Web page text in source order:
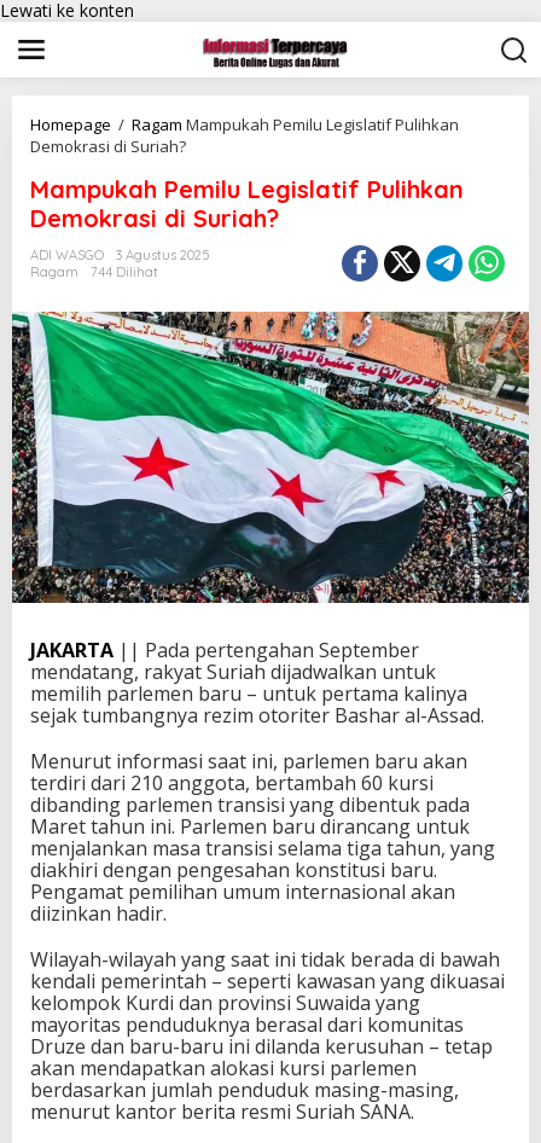
Lewati ke konten
Homepage / Ragam Mampukah Pemilu Legislatif Pulihkan
Demokrasi di Suriah?
Mampukah Pemilu Legislatif Pulihkan
Demokrasi di Suriah?
ADI WASGO
3 Agustus 2025
Ragam
744 Dilihat
JAKARTA || Pada pertengahan September
mendatang, rakyat Suriah dijadwalkan untuk
memilih parlemen baru – untuk pertama kalinya
sejak tumbangnya rezim otoriter Bashar al-Assad.
Menurut informasi saat ini, parlemen baru akan
terdiri dari 210 anggota, bertambah 60 kursi
dibanding parlemen transisi yang dibentuk pada
Maret tahun ini. Parlemen baru dirancang untuk
menjalankan masa transisi selama tiga tahun, yang
diakhiri dengan pengesahan konstitusi baru.
Pengamat pemilihan umum internasional akan
diizinkan hadir.
Wilayah-wilayah yang saat ini tidak berada di bawah
kendali pemerintah – seperti kawasan yang dikuasai
kelompok Kurdi dan provinsi Suwaida yang
mayoritas penduduknya berasal dari komunitas
Druze dan baru-baru ini dilanda kerusuhan – tetap
akan mendapatkan alokasi kursi parlemen
berdasarkan jumlah penduduk masing-masing,
menurut kantor berita resmi Suriah SANA.